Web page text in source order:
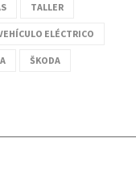
TALLER
ELÉCTRICO
ŠKODA